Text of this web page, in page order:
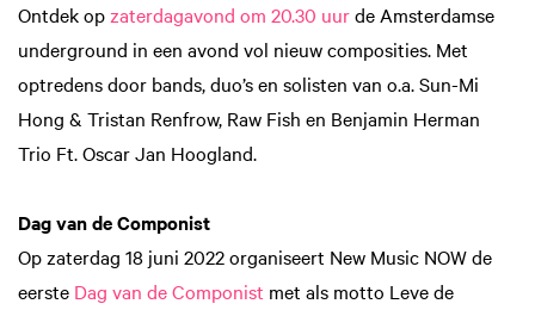
Ontdek opzaterdagavond om 20.30 uurde Amsterdamse
underground in een avond vol nieuw composities. Met
optredens door bands, duo’s en solisten van o.a. Sun-Mi
Hong & Tristan Renfrow, Raw Fish en Benjamin Herman
Trio Ft. Oscar Jan Hoogland.
Dag van de Componist
Op zaterdag 18 juni 2022 organiseert New Music NOW de
eerste Dag van de Componist met als motto Leve de